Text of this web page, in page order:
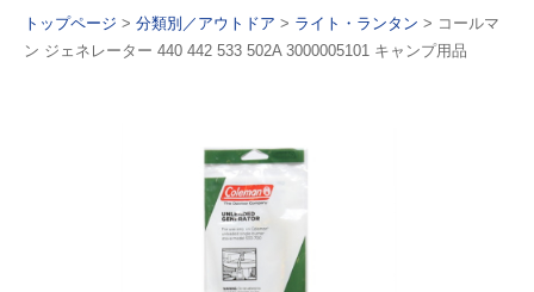
トップページ > 分類別／アウトドア > ライト・ランタン > コールマ
ン ジェネレーター 440 442 533 502A 3000005101 キャンプ用品